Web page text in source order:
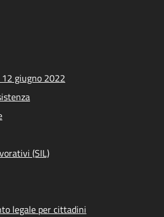
giugno 2022
(SIL)
legale per cittadini